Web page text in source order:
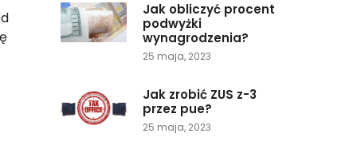
Jak obliczyć procent
podwyżki
wynagrodzenia?
25 maja, 2023
Jak zrobić ZUS z-3
przez pue?
25 maja, 2023